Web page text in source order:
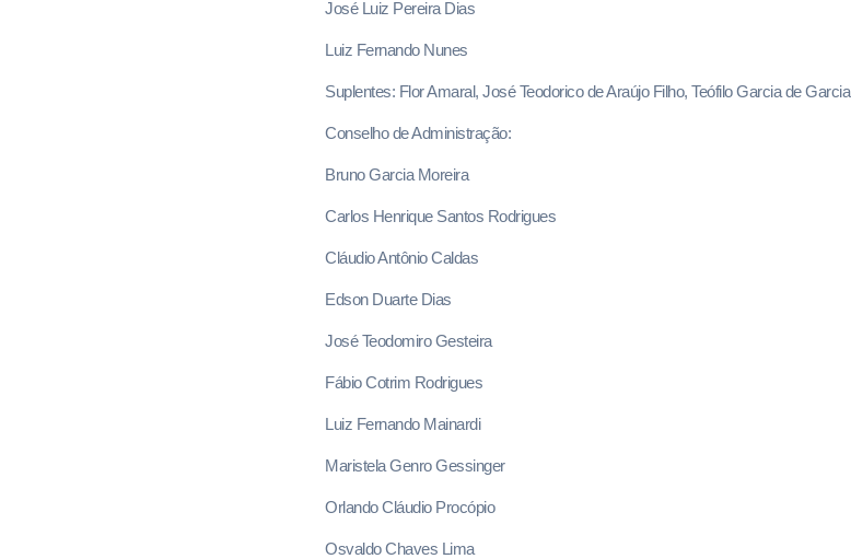
José Luiz Pereira Dias
Luiz Fernando Nunes
Suplentes: Flor Amaral, José Teodorico de Araújo Filho, Teófilo Garcia de Garcia
Conselho de Administração:
Bruno Garcia Moreira
Carlos Henrique Santos Rodrigues
Cláudio Antônio Caldas
Edson Duarte Dias
José Teodomiro Gesteira
Fábio Cotrim Rodrigues
Luiz Fernando Mainardi
Maristela Genro Gessinger
Orlando Cláudio Procópio
Osvaldo Chaves Lima